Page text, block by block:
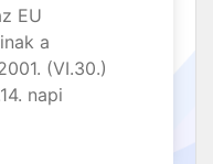
EU
a
(VI.30.)
napi